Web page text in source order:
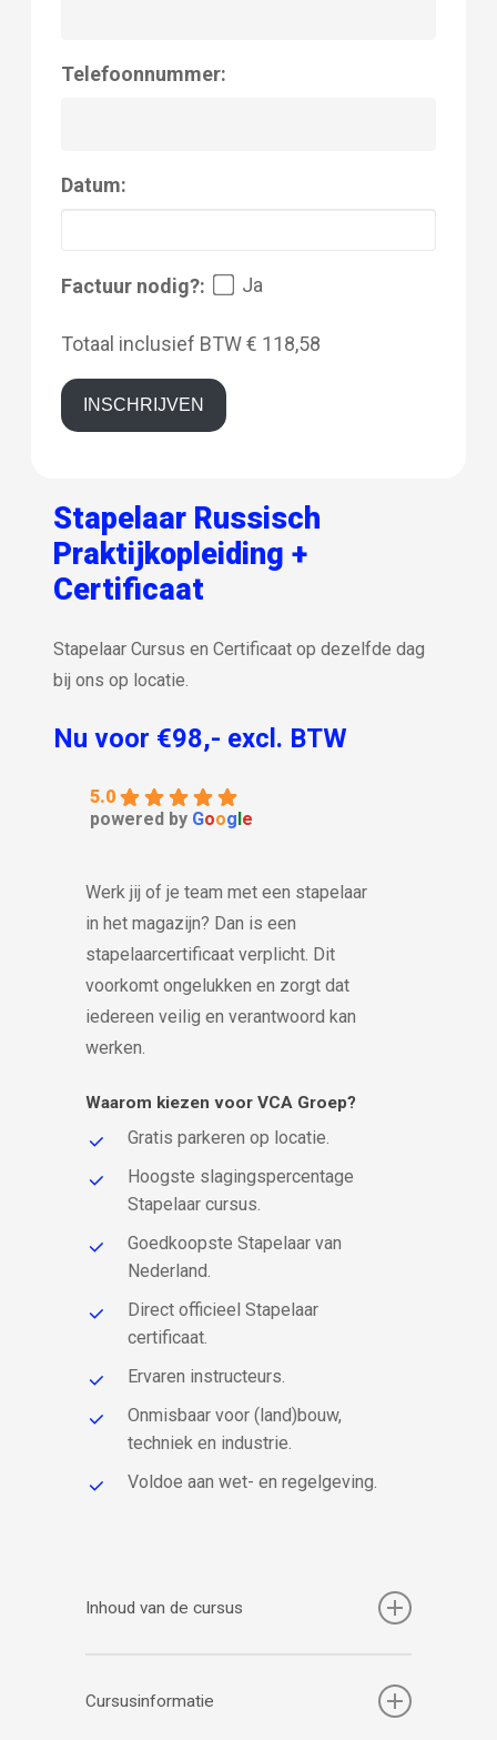
Stapelaar Russisch
Praktijkopleiding +
Certificaat
Stapelaar Cursus en Certificaat op dezelfde dag
bij ons op locatie.
Nu voor €98,- excl. BTW
5.0
powered by Google
Werk jij of je team met een stapelaar
in het magazijn? Dan is een
stapelaarcertificaat verplicht. Dit
voorkomt ongelukken en zorgt dat
iedereen veilig en verantwoord kan
werken.
Waarom kiezen voor VCA Groep?
Gratis parkeren op locatie.
Hoogste slagingspercentage
Stapelaar cursus.
Goedkoopste Stapelaar van
Nederland.
Direct officieel Stapelaar
certificaat.
Ervaren instructeurs.
Onmisbaar voor (land)bouw,
techniek en industrie.
Voldoe aan wet- en regelgeving.
Inhoud van de cursus
Cursusinformatie
Telefoonnummer:
Datum:
Factuur nodig?: Ja
Totaal inclusief BTW€ 118,58
INSCHRIJVEN